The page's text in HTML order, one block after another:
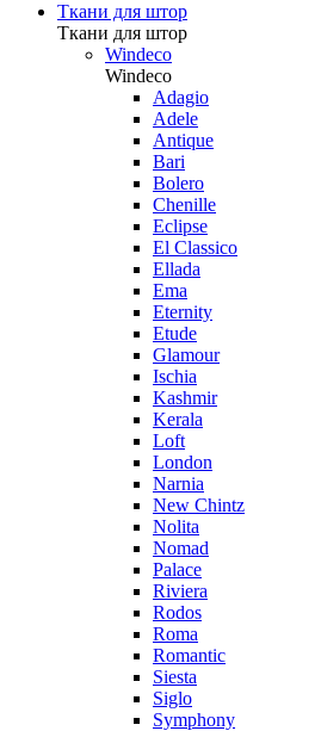
Ткани для штор
Ткани для штор
Windeco
Windeco
Adagio
Adele
Antique
Bari
Bolero
Chenille
Eclipse
El Classico
Ellada
Ema
Eternity
Etude
Glamour
Ischia
Kashmir
Kerala
Loft
London
Narnia
New Chintz
Nolita
Nomad
Palace
Riviera
Rodos
Roma
Romantic
Siesta
Siglo
Symphony